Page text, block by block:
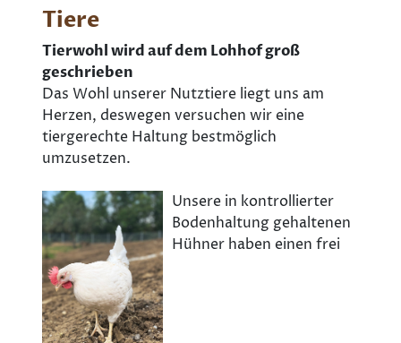
Tiere
Tierwohl wird auf dem Lohhof groß
geschrieben
Das Wohl unserer Nutztiere liegt uns am
Herzen, deswegen versuchen wir eine
tiergerechte Haltung bestmöglich
umzusetzen.
Unsere in kontrollierter
Bodenhaltung gehaltenen
Hühner haben einen frei